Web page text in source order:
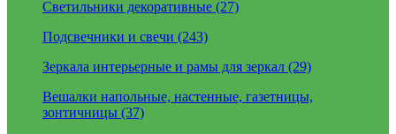
Светильники декоративные (27)
Подсвечники и свечи (243)
Зеркала интерьерные и рамы для зеркал (29)
Вешалки напольные, настенные, газетницы,
зонтичницы (37)